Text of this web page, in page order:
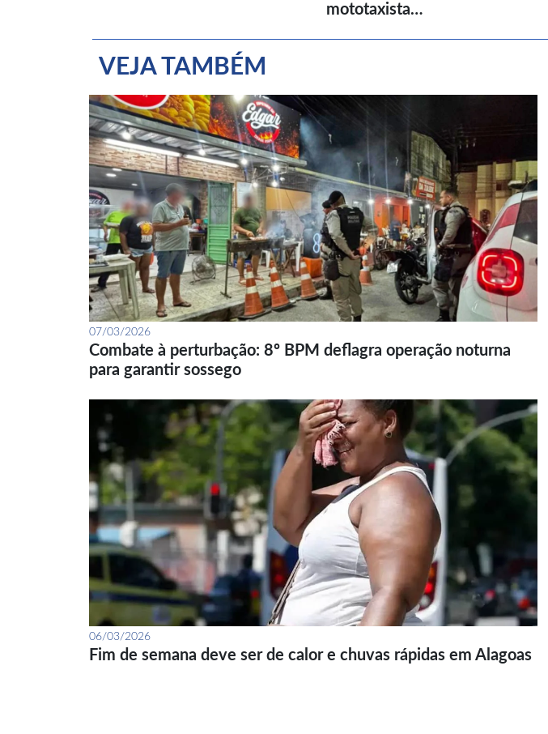
mototaxista…
VEJA TAMBÉM
07/03/2026
Combate à perturbação: 8º BPM deflagra operação noturna
para garantir sossego
06/03/2026
Fim de semana deve ser de calor e chuvas rápidas em Alagoas